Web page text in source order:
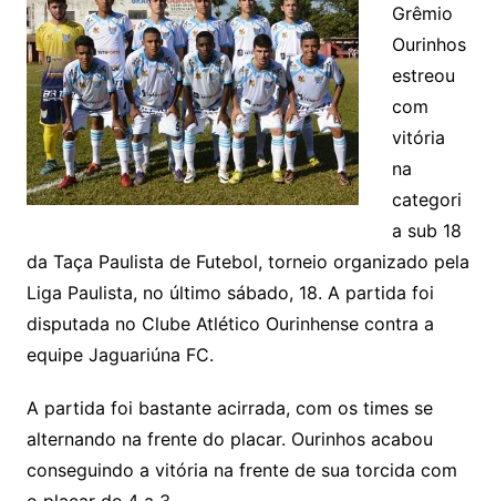
Grêmio
Ourinhos
estreou
com
vitória
na
categori
a sub 18
da Taça Paulista de Futebol, torneio organizado pela
Liga Paulista, no último sábado, 18. A partida foi
disputada no Clube Atlético Ourinhense contra a
equipe Jaguariúna FC.
A partida foi bastante acirrada, com os times se
alternando na frente do placar. Ourinhos acabou
conseguindo a vitória na frente de sua torcida com